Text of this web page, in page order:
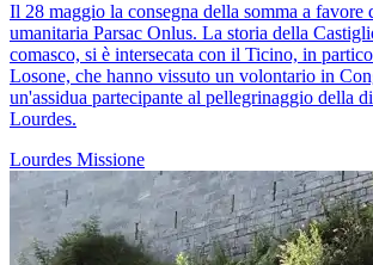
Il 28 maggio la consegna della somma a favore
umanitaria Parsac Onlus. La storia della
comasco, si è intersecata con il Ticino, in
Losone, che hanno vissuto un volontario in
un'assidua partecipante al pellegrinaggio della
Lourdes.
Lourdes Missione